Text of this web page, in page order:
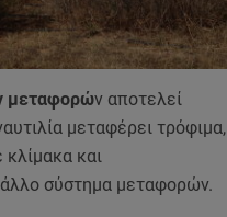
μεταφορών αποτελεί
μεταφέρει τρόφιμα,
και
σύστημα μεταφορών.